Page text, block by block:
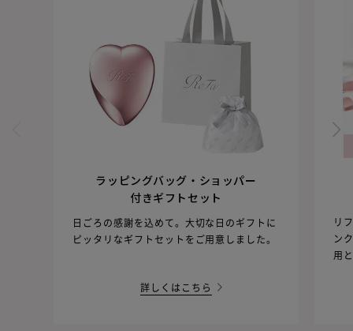
ラッピングバッグ・ショッパー
付きギフトセット
日ごろの感謝を込めて。大切な日のギフトに
ピッタリなギフトセットをご用意しました。
詳しくはこちら
リ
ン
用